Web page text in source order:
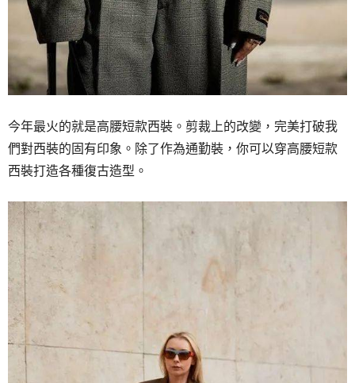
今年最火的就是高腰短款西裝。剪裁上的改變，完美打破我
們對西裝的固有印象。除了作為通勤裝，你可以穿高腰短款
西裝打造各種復古造型。